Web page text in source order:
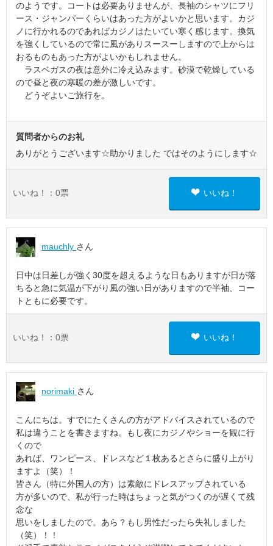
のようです。コートは必要ありませんが、長袖のシャツにフリ
ース・ジャンパーくらいはあった方がよいかと思います。カジ
ノに行かれるのであればカジノはたいてい寒く感じます。換気
を強くしているので常に風がありスースーしますので上からは
おるものもあった方がよいかもしれません。
ラスベガスの夜は意外に冷え込みます。砂漠で乾燥している
ので昼と夜の寒暖の差が激しいです。
どうぞよいご旅行を。
質問者からのお礼
ありがとうございます☆助かりました ではそのようにします☆
いいね！： 0票 いいね！
mauchly さん
日中は日差しが強く30度を超えるような日もありますが日が落
ちると急に気温が下がり風の強い日がありますので半袖、コー
トともに必要です。
いいね！： 0票 いいね！
norimaki さん
こんにちは。すでにたくさんの方がアドバイスされているので
私は違うことを書きますね。もし夜にカジノやショーを観に行
くので
あれば、ワンピース、ドレスなど１枚あるとさらに盛り上がり
ますよ（笑）！
皆さん（特に外国人の方）は素敵にドレスアップされている
方が多いので、私が行った時はちょっと気がつくのが遅くて残
念な
思いをしましたので。あら？もし男性だったら失礼しました
（笑）！！